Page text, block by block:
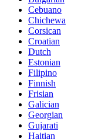
Cebuano
Chichewa
Corsican
Croatian
Dutch
Estonian
Filipino
Finnish
Frisian
Galician
Georgian
Gujarati
Haitian